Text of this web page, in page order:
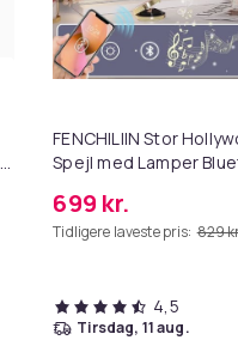
of the Loom Unisex
FENCHILIIN Stor
Spejl med Lamper
699 kr.
Tidligere laveste pris: 829
4,5
tirsdag, 11 aug.